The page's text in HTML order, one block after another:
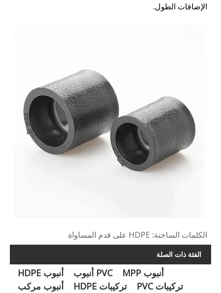
الإضافات الطول.
الكلمات الساخنة: HDPE على قدم المساواة
الفئة ذات الصلة
أنبوب HDPE PVC أنبوب
أنبوب MPP
أنبوب مركب
تركيبات HDPE
تركيبات PVC